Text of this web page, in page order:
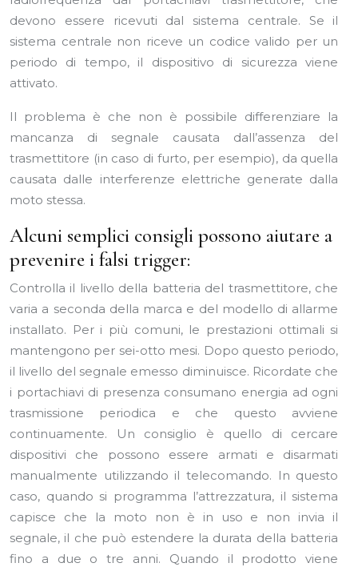
devono essere ricevuti dal sistema centrale. Se il
sistema centrale non riceve un codice valido per un
periodo di tempo, il dispositivo di sicurezza viene
attivato.
Il problema è che non è possibile differenziare la
mancanza di segnale causata dall’assenza del
trasmettitore (in caso di furto, per esempio), da quella
causata dalle interferenze elettriche generate dalla
moto stessa.
Alcuni semplici consigli possono aiutare a
prevenire i falsi trigger:
Controlla il livello della batteria del trasmettitore, che
varia a seconda della marca e del modello di allarme
installato. Per i più comuni, le prestazioni ottimali si
mantengono per sei-otto mesi. Dopo questo periodo,
il livello del segnale emesso diminuisce. Ricordate che
i portachiavi di presenza consumano energia ad ogni
trasmissione periodica e che questo avviene
continuamente. Un consiglio è quello di cercare
dispositivi che possono essere armati e disarmati
manualmente utilizzando il telecomando. In questo
caso, quando si programma l’attrezzatura, il sistema
capisce che la moto non è in uso e non invia il
segnale, il che può estendere la durata della batteria
fino a due o tre anni. Quando il prodotto viene